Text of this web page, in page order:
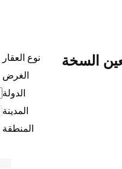
السخة
نوع العقار
الغرض
الدولة
المدينة
المنطقة